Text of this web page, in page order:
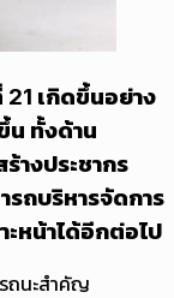
เกิดขึ้นอย่าง
น ทั้งด้าน
างประชากร
รถบริหารจัดการ
หน้าได้อีกต่อไป
ถนะสำคัญ